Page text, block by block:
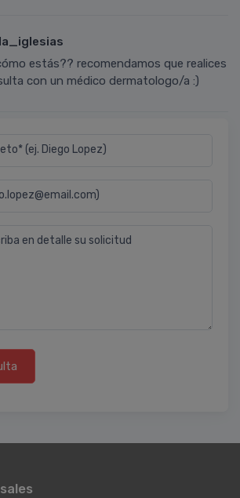
estás?? recomendamos que realices
con un médico dermatologo/a :)
(ej. Diego Lopez)
en detalle su solicitud